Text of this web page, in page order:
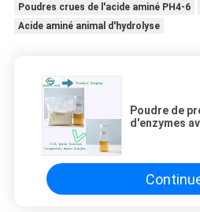
Poudres crues de l'acide aminé PH4-6
Acide aminé animal d'hydrolyse
Poudre de
d'enzymes